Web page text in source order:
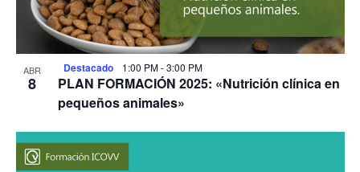
ABR
8
Destacado 1:00 PM-3:00 PM
PLAN FORMACIÓN 2025: «Nutrición clínica en
pequeños animales»